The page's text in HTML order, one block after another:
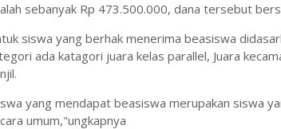
sebanyak Rp 473.500.000, dana tersebut
siswa yang berhak menerima beasiswa
ada katagori juara kelas parallel, Juara
yang mendapat beasiswa merupakan siswa
umum,"ungkapnya